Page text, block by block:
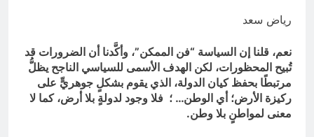
رياض سعد
نعم، قلنا إن السياسة “فن الممكن”، وأكَّدنا أن الضرورات قد
تُبيح المحظورات، لكن الهدف الأسمى للسياسي الناجح يظلُّ
مرتبطًا بحفظ كيان الدولة، الذي يقوم بشكلٍ جوهريٍّ على
ركيزة الأرض؛ أي الوطن… ؛ فلا وجود لدولةٍ بلا أرض، كما لا
معنى لمواطنٍ بلا وطن.